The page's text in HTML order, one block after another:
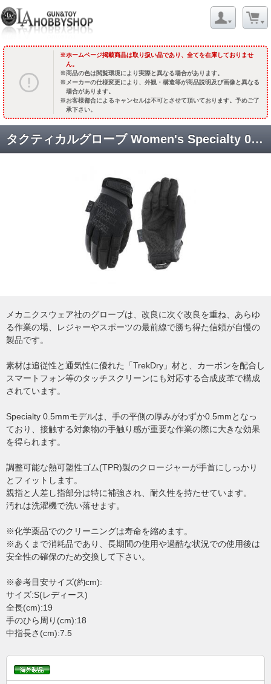
ホームページ掲載商品は取り扱い品であり、全てを在庫しておりませ
ん。
商品の色は閲覧環境により実際と異なる場合があります。
メーカーの仕様変更により、外観・構造等が商品説明及び画像と異なる
場合があります。
お客様都合によるキャンセルは不可とさせて頂いております。予めご了
承下さい。
タクティカルグローブ Women's Specialty 0.5mm【レディース】 [MSD-55-510:Sサイズ]
メカニクスウェア社のグローブは、改良に次ぐ改良を重ね、あらゆ
る作業の場、レジャーやスポーツの最前線で勝ち得た信頼が自慢の
製品です。
素材は追従性と通気性に優れた「TrekDry」材と、カーボンを配合し
スマートフォン等のタッチスクリーンにも対応する合成皮革で構成
されています。
Specialty 0.5mmモデルは、手の平側の厚みがわずか0.5mmとなっ
ており、接触する対象物の手触り感が重要な作業の際に大きな効果
を得られます。
調整可能な熱可塑性ゴム(TPR)製のクロージャーが手首にしっかり
とフィットします。
親指と人差し指部分は特に補強され、耐久性を持たせています。
汚れは洗濯機で洗い落せます。
※化学薬品でのクリーニングは寿命を縮めます。
※あくまで消耗品であり、長期間の使用や過酷な状況での使用後は
安全性の確保のため交換して下さい。
※参考目安サイズ(約cm):
サイズ:S(レディース)
全長(cm):19
手のひら周り(cm):18
中指長さ(cm):7.5